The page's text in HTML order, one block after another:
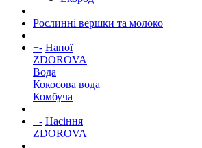
Рослинні вершки та молоко
+- Напої
ZDOROVA
Вода
Кокосова вода
Комбуча
+- Насіння
ZDOROVA